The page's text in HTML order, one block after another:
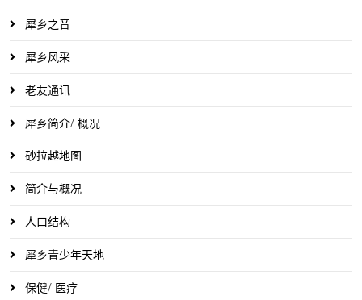
犀乡之音
犀乡风采
老友通讯
犀乡简介/ 概况
砂拉越地图
简介与概况
人口结构
犀乡青少年天地
保健/ 医疗